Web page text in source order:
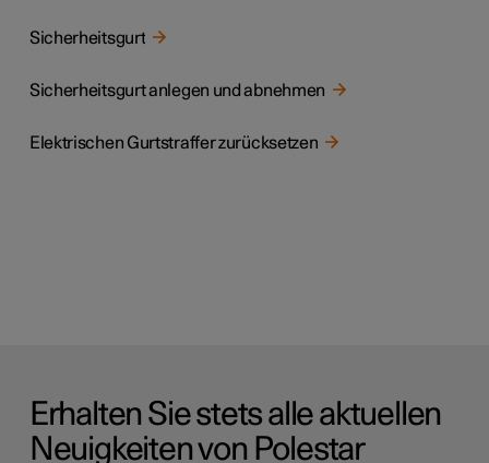
Sicherheitsgurt
Sicherheitsgurt anlegen und abnehmen
Elektrischen Gurtstraffer zurücksetzen
Erhalten Sie stets alle aktuellen
Neuigkeiten von Polestar